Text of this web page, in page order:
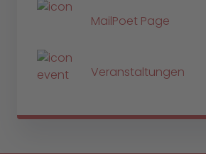
MailPoet Page
Veranstaltungen